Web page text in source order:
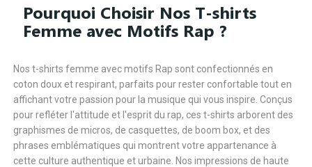
Pourquoi Choisir Nos T-shirts
Femme avec Motifs Rap ?
Nos t-shirts femme avec motifs Rap sont confectionnés en
coton doux et respirant, parfaits pour rester confortable tout en
affichant votre passion pour la musique qui vous inspire. Conçus
pour refléter l'attitude et l'esprit du rap, ces t-shirts arborent des
graphismes de micros, de casquettes, de boom box, et des
phrases emblématiques qui montrent votre appartenance à
cette culture authentique et urbaine. Nos impressions de haute